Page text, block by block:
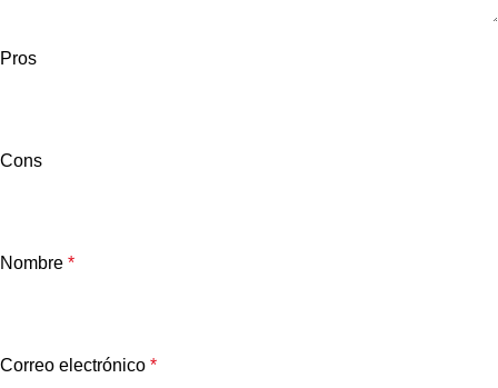
Pros
Cons
Nombre *
Correo electrónico *